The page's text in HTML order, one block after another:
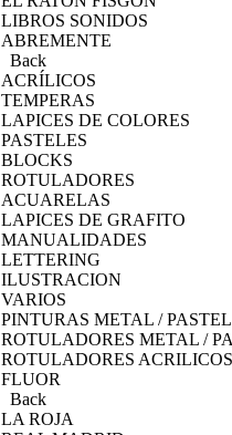
LIBROS SONIDOS
ABREMENTE
Back
ACRÍLICOS
TEMPERAS
LAPICES DE COLORES
PASTELES
BLOCKS
ROTULADORES
ACUARELAS
LAPICES DE GRAFITO
MANUALIDADES
LETTERING
ILUSTRACION
VARIOS
PINTURAS METAL / PASTEL
ROTULADORES METAL /
ROTULADORES ACRILICOS
FLUOR
Back
LA ROJA